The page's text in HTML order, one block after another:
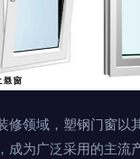
修领域，塑钢门窗以
成为广泛采用的主流